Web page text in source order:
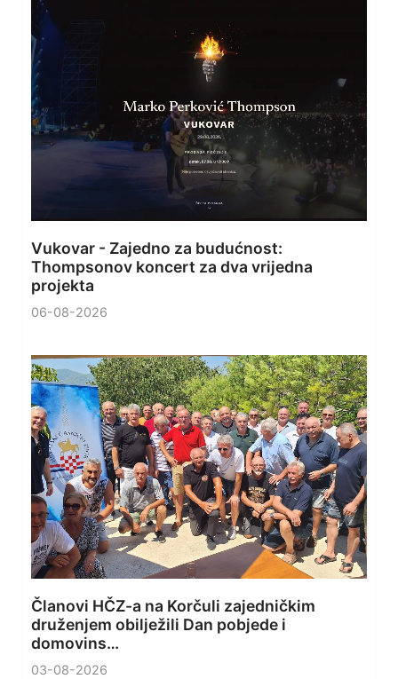
Vukovar - Zajedno za budućnost:
Thompsonov koncert za dva vrijedna
projekta
06-08-2026
Članovi HČZ-a na Korčuli zajedničkim
druženjem obilježili Dan pobjede i
domovins…
03-08-2026